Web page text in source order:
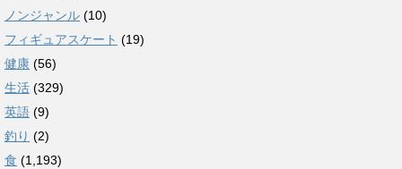
ノンジャンル (10)
フィギュアスケート (19)
健康 (56)
生活 (329)
英語 (9)
釣り (2)
食 (1,193)